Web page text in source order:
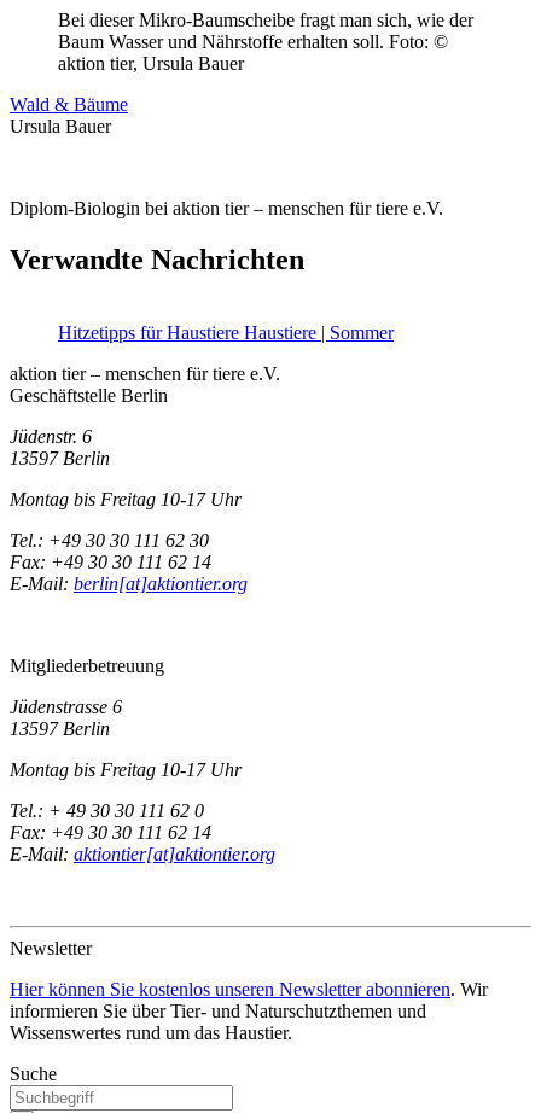
Bei dieser Mikro-Baumscheibe fragt man sich, wie der
Baum Wasser und Nährstoffe erhalten soll. Foto: ©
aktion tier, Ursula Bauer
Wald & Bäume
Ursula Bauer
Diplom-Biologin bei aktion tier – menschen für tiere e.V.
Verwandte Nachrichten
Hitzetipps für Haustiere Haustiere | Sommer
aktion tier – menschen für tiere e.V.
Geschäftstelle Berlin
Jüdenstr. 6
13597 Berlin
Montag bis Freitag 10-17 Uhr
Tel.: +49 30 30 111 62 30
Fax: +49 30 30 111 62 14
E-Mail: berlin[at]aktiontier.org
Mitgliederbetreuung
Jüdenstrasse 6
13597 Berlin
Montag bis Freitag 10-17 Uhr
Tel.: + 49 30 30 111 62 0
Fax: +49 30 30 111 62 14
E-Mail: aktiontier[at]aktiontier.org
Newsletter
Hier können Sie kostenlos unseren Newsletter abonnieren. Wir
informieren Sie über Tier- und Naturschutzthemen und
Wissenswertes rund um das Haustier.
Suche